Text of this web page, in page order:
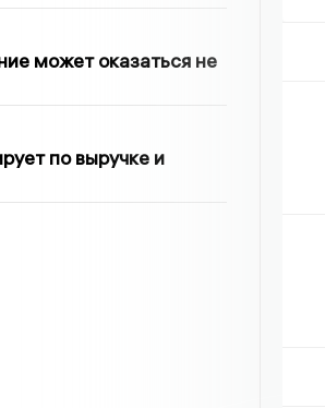
может оказаться не
по выручке и